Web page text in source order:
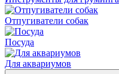
Отпугиватели собак
Посуда
Для аквариумов